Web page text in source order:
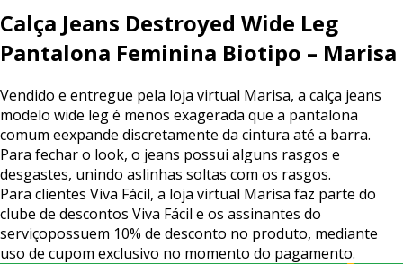
Calça Jeans Destroyed Wide Leg
Pantalona Feminina Biotipo – Marisa
Vendido e entregue pela loja virtual Marisa, a calça jeans
modelo wide legé menos exagerada que a pantalona
comum eexpande discretamente da cintura até a barra.
Para fecharo look, o jeans possui alguns rasgos e
desgastes, unindo aslinhas soltas com os rasgos.
Para clientes Viva Fácil, a loja virtual Marisa faz parte do
clube de descontos Viva Fácil e os assinantes do
serviçopossuem 10% de desconto no produto, mediante
uso de cupom exclusivo no momento do pagamento.